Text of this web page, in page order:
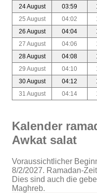
24 August
03:59
25 August
04:02
26 August
04:04
27 August
04:06
28 August
04:08
29 August
04:10
30 August
04:12
31 August
04:14
Kalender
Awkat salat
Voraussichtlicher
8/2/2027. Ramadan-
Dies sind auch die
Maghreb.